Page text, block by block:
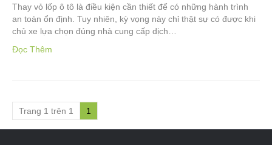
Thay vỏ lốp ô tô là điều kiện cần thiết để có những hành trình
an toàn ổn định. Tuy nhiên, kỳ vọng này chỉ thật sự có được khi
chủ xe lựa chọn đúng nhà cung cấp dịch…
Đọc Thêm
Trang 1 trên 1 1